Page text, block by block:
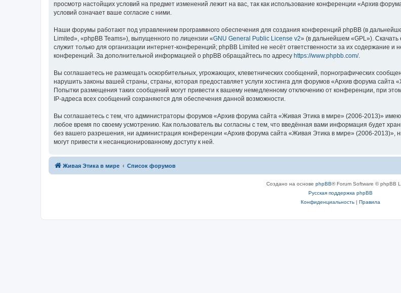
просмотр настойщих условий на предмет изменений лежит на вас, так как использование конференции «Архив
условий означает ваше согласие с ними.
Наши форумы работают под управлением программного обеспечения для создания конференций phpBB (в
Limited», «phpBB Teams»), выпущенного по лицензии «GNU General Public License v2» (в дальнейшем «GPL»). Скачать
служит только для организации интернет-конференций; phpBB Limited не несёт ответственности за их содержание
конференций. За дополнительной информацией о phpBB обращайтесь по адресу https://www.phpbb.com/.
Вы соглашаетесь не размещать оскорбительных, угрожающих, клеветнических сообщений, порнографических
нарушить законы вашей страны, страны, которая предоставляет услуги хостинга для форумов «Архив форума
Попытки размещения таких сообщений могут привести к вашему немедленному отключению от конференции, при
IP-адреса всех сообщений сохраняются для обеспечения данной возможности.
Вы соглашаетесь с тем, что администраторы форумов «Архив форума сайта «Живая Этика в мире» (2006-2013)»
любое время по своему усмотрению. Как пользователь вы согласны с тем, что введённая вами информация будет
без вашего разрешения, ни администрация конференции «Архив форума сайта «Живая Этика в мире» (2006-2013)»,
могут привести к несанкционированному доступу к ней.
Живая Этика в мире Список форумов
Создано на основе phpBB® Forum Software © phpBB
Русская поддержка phpBB
Конфиденциальность| Правила